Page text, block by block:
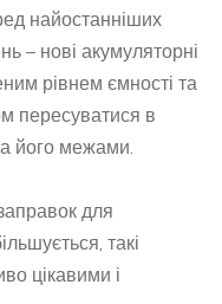
найостанніших
– нові акумуляторні
рівнем ємності та
пересуватися в
його межами.
для
такі
цікавими і